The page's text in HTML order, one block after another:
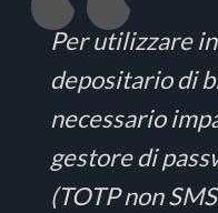
Per utilizzare
depositario di
necessario
gestore di
(TOTP non